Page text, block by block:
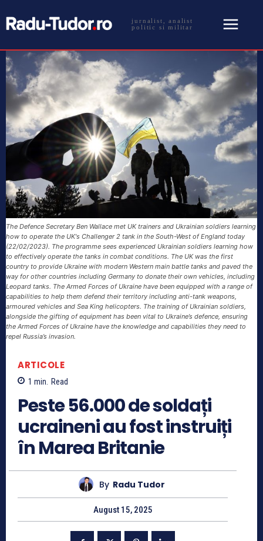
jurnalist, analist
politic si militar
The Defence Secretary Ben Wallace met UK trainers and Ukrainian soldiers learning
how to operate the UK's Challenger 2 tank in the South-West of England today
(22/02/2023). The programme sees experienced Ukrainian soldiers learning how
to effectively operate the tanks in combat conditions. The UK was the first
country to provide Ukraine with modern Western main battle tanks and paved the
way for other countries including Germany to donate their own vehicles, including
Leopard tanks. The Armed Forces of Ukraine have been equipped with a range of
capabilities to help them defend their territory including anti-tank weapons,
armoured vehicles and Sea King helicopters. The training of Ukrainian soldiers,
alongside the gifting of equipment has been vital to Ukraine’s defence, ensuring
the Armed Forces of Ukraine have the knowledge and capabilities they need to
repel Russia’s invasion.
ARTICOLE
1 min. Read
Peste 56.000 de soldați
ucraineni au fost instruiți
în Marea Britanie
By Radu Tudor
August 15, 2025